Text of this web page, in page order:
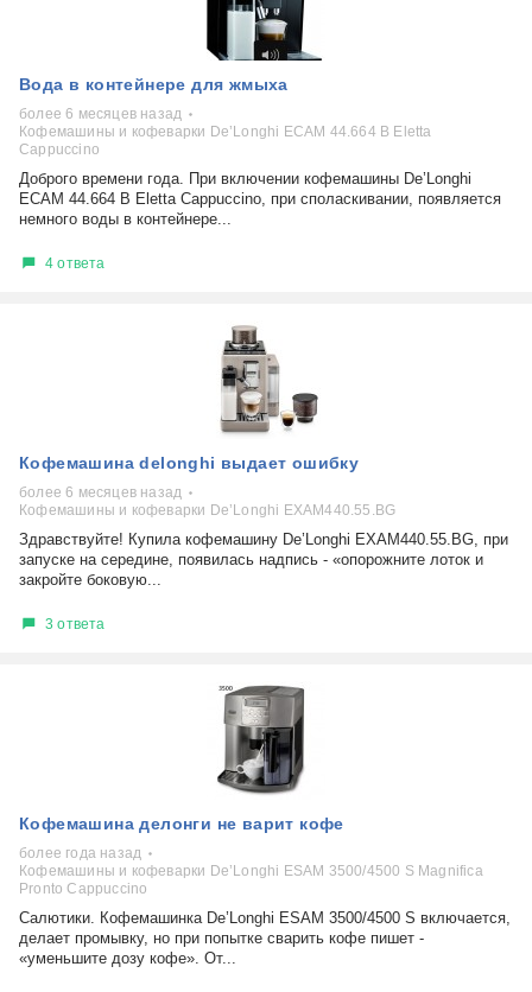
Вода в контейнере для жмыха
более 6 месяцев назад
Кофемашины и кофеварки De’Longhi ECAM 44.664 B Eletta
Cappuccino
Доброго времени года. При включении кофемашины De’Longhi
ECAM 44.664 B Eletta Cappuccino, при споласкивании, появляется
немного воды в контейнере...
4 ответа
Кофемашина delonghi выдает ошибку
более 6 месяцев назад
Кофемашины и кофеварки De’Longhi EXAM440.55.BG
Здравствуйте! Купила кофемашину De’Longhi EXAM440.55.BG, при
запуске на середине, появилась надпись - «опорожните лоток и
закройте боковую...
3 ответа
Кофемашина делонги не варит кофе
более года назад
Кофемашины и кофеварки De’Longhi ESAM 3500/4500 S Magnifica
Pronto Cappuccino
Салютики. Кофемашинка De’Longhi ESAM 3500/4500 S включается,
делает промывку, но при попытке сварить кофе пишет -
«уменьшите дозу кофе». От...